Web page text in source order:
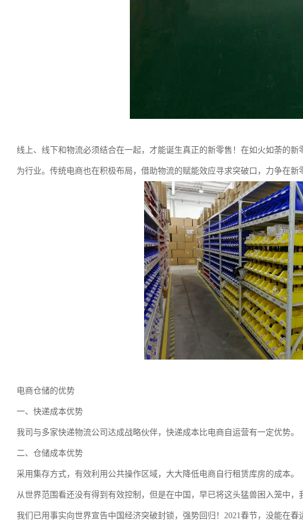
线上、线下和物流必须结合在一起，才能诞生真正的新零售！在如火如荼的
为行业。传统电商也在积极布局，借助物流的赋能效应寻求突破口，力争在新
电商仓储的优势
一、快递成本优势
我司与多家快递物流公司达成战略伙伴，快递成本比电商自运营有一定优势。
二、仓储成本优势
采用集存方式，有效利用公共操作区域，大大降低电商自行租赁库房的成本。
从世界范围看还没有得到有效控制，但是在中国，早已将这头猛兽困入笼中，
我们已用事实向世界宣告中国经济突破封锁，强势回归！2021春节，没能在